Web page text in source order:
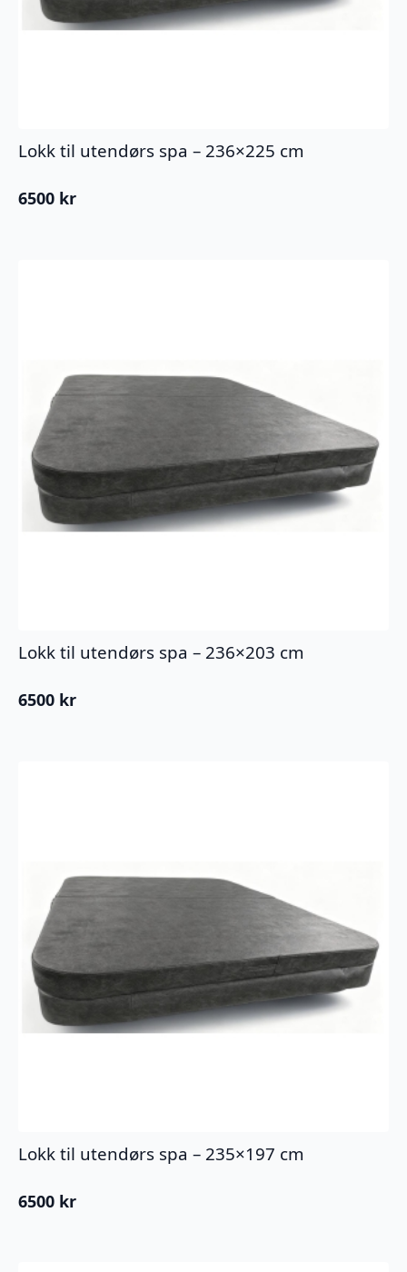
Lokk til utendørs spa – 236×225 cm
6500 kr
Lokk til utendørs spa – 236×203 cm
6500 kr
Lokk til utendørs spa – 235×197 cm
6500 kr